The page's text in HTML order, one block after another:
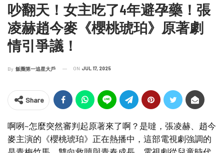
吵翻天！女主吃了4年避孕藥！張
凌赫趙今麥《櫻桃琥珀》原著劇
情引爭議！
By 飯圈第一追星大戶 ON JUL 17, 2025
Share
啊咧~怎麼突然審判起原著來了啊？是噠，張凌赫、趙今
麥主演的《櫻桃琥珀》正在熱播中，這部電視劇強調的